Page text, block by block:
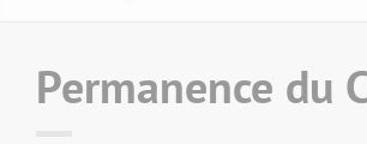
Permanence du